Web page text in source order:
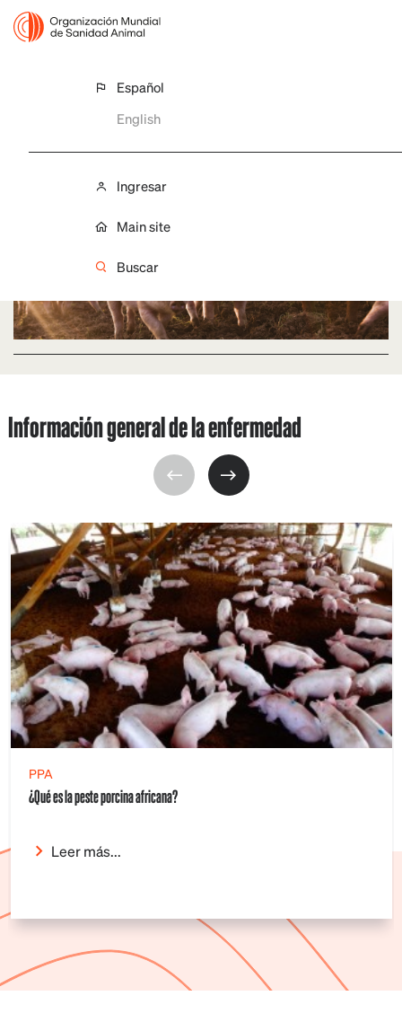
English
Español
Ingresar
Main site
Buscar
PESTE PORCINA AFRICANA (PPA)
Situación de la PPA en las Américas
Información general de la enfermedad
PPA
¿Qué es la peste porcina africana?
Leer más...